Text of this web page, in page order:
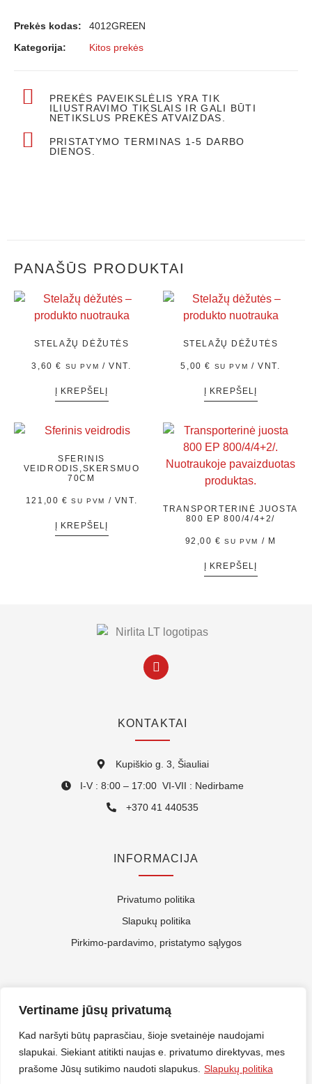
Vertiname jūsų privatumą
Kad naršyti būtų paprasčiau, šioje svetainėje naudojami
slapukai. Siekiant atitikti naujas e. privatumo direktyvas, mes
prašome Jūsų sutikimo naudoti slapukus. Slapukų politika
Prekės kodas:
4012GREEN
Kategorija:
Kitos prekės
PREKĖS PAVEIKSLĖLIS YRA TIK
ILIUSTRAVIMO TIKSLAIS IR GALI BŪTI
NETIKSLUS PREKĖS ATVAIZDAS.
PRISTATYMO TERMINAS 1-5 DARBO
DIENOS.
PANAŠŪS PRODUKTAI
STELAŽŲ DĖŽUTĖS
3,60€ SU PVM / VNT.
Į KREPŠELĮ
STELAŽŲ DĖŽUTĖS
5,00€ SU PVM / VNT.
Į KREPŠELĮ
SFERINIS
VEIDRODIS,SKERSMUO
70CM
121,00€ SU PVM / VNT.
Į KREPŠELĮ
TRANSPORTERINĖ JUOSTA
800 EP 800/4/4+2/
92,00€ SU PVM / M
Į KREPŠELĮ
KONTAKTAI
Kupiškio g. 3, Šiauliai
I-V : 8:00 – 17:00 VI-VII : Nedirbame
+370 41 440535
INFORMACIJA
Privatumo politika
Slapukų politika
Pirkimo-pardavimo, pristatymo sąlygos
Kontaktai
Rekvizitai
ES Parama